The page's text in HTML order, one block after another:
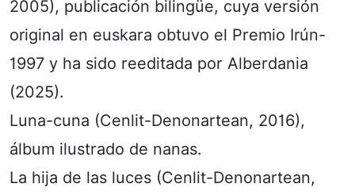
2005), publicación bilingüe, cuya versión
original en euskara obtuvo el Premio Irún-
1997 y ha sido reeditada por Alberdania
(2025).
Luna-cuna (Cenlit-Denonartean, 2016),
álbum ilustrado de nanas.
La hija de las luces (Cenlit-Denonartean,